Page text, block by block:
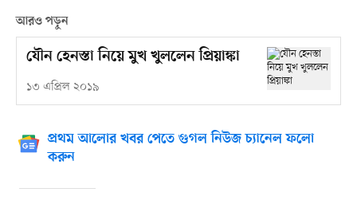
আরও পড়ুন
যৌন হেনস্তা নিয়ে মুখ খুললেন প্রিয়াঙ্কা
১৩ এপ্রিল ২০১৯
প্রথম আলোর খবর পেতে গুগল নিউজ চ্যানেল ফলো
করুন